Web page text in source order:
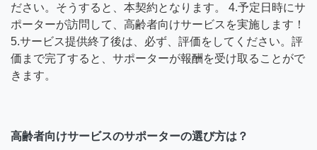
ださい。そうすると、本契約となります。 4.予定日時にサ
ポーターが訪問して、高齢者向けサービスを実施します！
5.サービス提供終了後は、必ず、評価をしてください。評
価まで完了すると、サポーターが報酬を受け取ることがで
きます。
高齢者向けサービスのサポーターの選び方は？